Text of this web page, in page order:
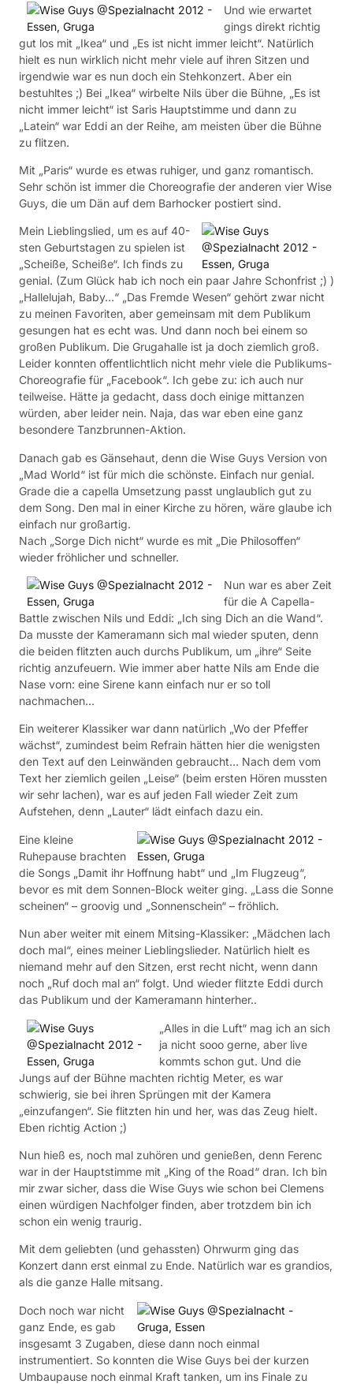
Und wie erwartet
gings direkt richtig
gut los mit „Ikea“ und „Es ist nicht immer leicht“. Natürlich
hielt es nun wirklich nicht mehr viele auf ihren Sitzen und
irgendwie war es nun doch ein Stehkonzert. Aber ein
bestuhltes ;) Bei „Ikea“ wirbelte Nils über die Bühne, „Es ist
nicht immer leicht“ ist Saris Hauptstimme und dann zu
„Latein“ war Eddi an der Reihe, am meisten über die Bühne
zu flitzen.
Mit „Paris“ wurde es etwas ruhiger, und ganz romantisch.
Sehr schön ist immer die Choreografie der anderen vier Wise
Guys, die um Dän auf dem Barhocker postiert sind.
Mein Lieblingslied, um es auf 40-
sten Geburtstagen zu spielen ist
„Scheiße, Scheiße“. Ich finds zu
genial. (Zum Glück hab ich noch ein paar Jahre Schonfrist ;) )
„Hallelujah, Baby…“ „Das Fremde Wesen“ gehört zwar nicht
zu meinen Favoriten, aber gemeinsam mit dem Publikum
gesungen hat es echt was. Und dann noch bei einem so
großen Publikum. Die Grugahalle ist ja doch ziemlich groß.
Leider konnten offentlichtlich nicht mehr viele die Publikums-
Choreografie für „Facebook“. Ich gebe zu: ich auch nur
teilweise. Hätte ja gedacht, dass doch einige mittanzen
würden, aber leider nein. Naja, das war eben eine ganz
besondere Tanzbrunnen-Aktion.
Danach gab es Gänsehaut, denn die Wise Guys Version von
„Mad World“ ist für mich die schönste. Einfach nur genial.
Grade die a capella Umsetzung passt unglaublich gut zu
dem Song. Den mal in einer Kirche zu hören, wäre glaube ich
einfach nur großartig.
Nach „Sorge Dich nicht“ wurde es mit „Die Philosoffen“
wieder fröhlicher und schneller.
Nun war es aber Zeit
für die A Capella-
Battle zwischen Nils und Eddi: „Ich sing Dich an die Wand“.
Da musste der Kameramann sich mal wieder sputen, denn
die beiden flitzten auch durchs Publikum, um „ihre“ Seite
richtig anzufeuern. Wie immer aber hatte Nils am Ende die
Nase vorn: eine Sirene kann einfach nur er so toll
nachmachen…
Ein weiterer Klassiker war dann natürlich „Wo der Pfeffer
wächst“, zumindest beim Refrain hätten hier die wenigsten
den Text auf den Leinwänden gebraucht… Nach dem vom
Text her ziemlich geilen „Leise“ (beim ersten Hören mussten
wir sehr lachen), war es auf jeden Fall wieder Zeit zum
Aufstehen, denn „Lauter“ lädt einfach dazu ein.
Eine kleine
Ruhepause brachten
die Songs „Damit ihr Hoffnung habt“ und „Im Flugzeug“,
bevor es mit dem Sonnen-Block weiter ging. „Lass die Sonne
scheinen“ – groovig und „Sonnenschein“ – fröhlich.
Nun aber weiter mit einem Mitsing-Klassiker: „Mädchen lach
doch mal“, eines meiner Lieblingslieder. Natürlich hielt es
niemand mehr auf den Sitzen, erst recht nicht, wenn dann
noch „Ruf doch mal an“ folgt. Und wieder flitzte Eddi durch
das Publikum und der Kameramann hinterher..
„Alles in die Luft“ mag ich an sich
ja nicht sooo gerne, aber live
kommts schon gut. Und die
Jungs auf der Bühne machten richtig Meter, es war
schwierig, sie bei ihren Sprüngen mit der Kamera
„einzufangen“. Sie flitzten hin und her, was das Zeug hielt.
Eben richtig Action ;)
Nun hieß es, noch mal zuhören und genießen, denn Ferenc
war in der Hauptstimme mit „King of the Road“ dran. Ich bin
mir zwar sicher, dass die Wise Guys wie schon bei Clemens
einen würdigen Nachfolger finden, aber trotzdem bin ich
schon ein wenig traurig.
Mit dem geliebten (und gehassten) Ohrwurm ging das
Konzert dann erst einmal zu Ende. Natürlich war es grandios,
als die ganze Halle mitsang.
Doch noch war nicht
ganz Ende, es gab
insgesamt 3 Zugaben, diese dann noch einmal
instrumentiert. So konnten die Wise Guys bei der kurzen
Umbaupause noch einmal Kraft tanken, um ins Finale zu